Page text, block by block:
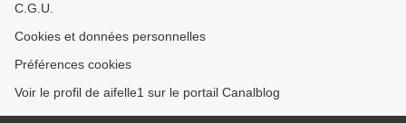
C.G.U.
Cookies et données personnelles
Préférences cookies
Voir le profil de aifelle1 sur le portail Canalblog